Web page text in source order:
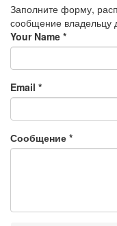
Заполните форму,
сообщение владельцу
Your Name *
Email *
Сообщение *